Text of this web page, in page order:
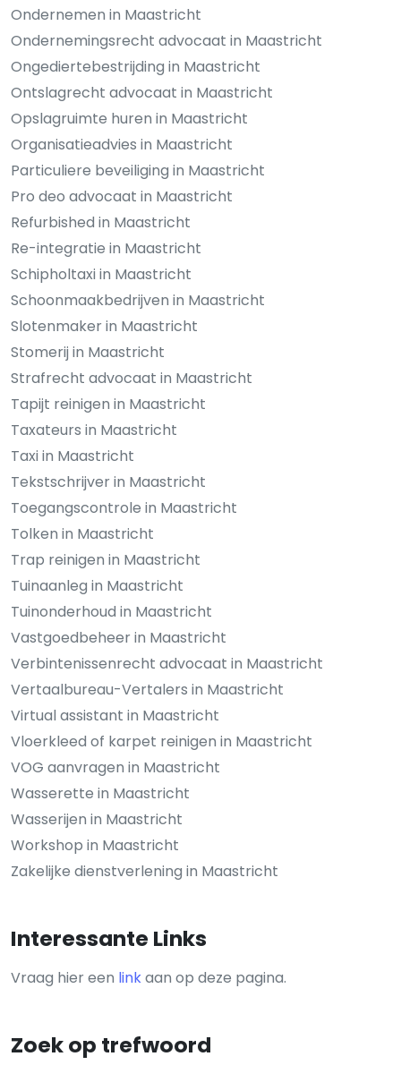
Ondernemen in Maastricht
Ondernemingsrecht advocaat in Maastricht
Ongediertebestrijding in Maastricht
Ontslagrecht advocaat in Maastricht
Opslagruimte huren in Maastricht
Organisatieadvies in Maastricht
Particuliere beveiliging in Maastricht
Pro deo advocaat in Maastricht
Refurbished in Maastricht
Re-integratie in Maastricht
Schipholtaxi in Maastricht
Schoonmaakbedrijven in Maastricht
Slotenmaker in Maastricht
Stomerij in Maastricht
Strafrecht advocaat in Maastricht
Tapijt reinigen in Maastricht
Taxateurs in Maastricht
Taxi in Maastricht
Tekstschrijver in Maastricht
Toegangscontrole in Maastricht
Tolken in Maastricht
Trap reinigen in Maastricht
Tuinaanleg in Maastricht
Tuinonderhoud in Maastricht
Vastgoedbeheer in Maastricht
Verbintenissenrecht advocaat in Maastricht
Vertaalbureau-Vertalers in Maastricht
Virtual assistant in Maastricht
Vloerkleed of karpet reinigen in Maastricht
VOG aanvragen in Maastricht
Wasserette in Maastricht
Wasserijen in Maastricht
Workshop in Maastricht
Zakelijke dienstverlening in Maastricht
Interessante Links
Vraag hier een linkaan op deze pagina.
Zoek op trefwoord